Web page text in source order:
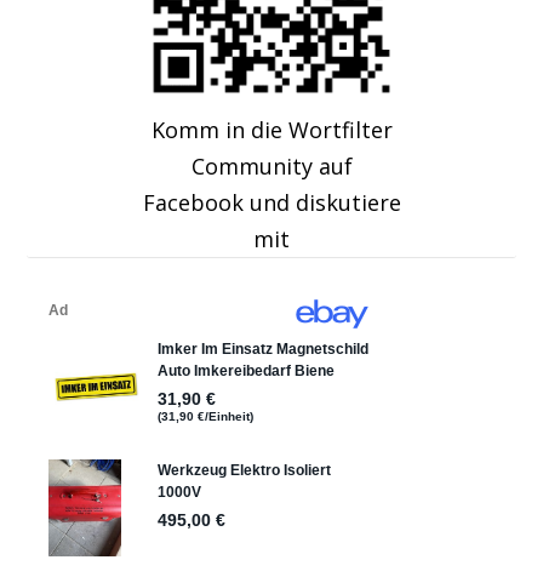
Komm in die Wortfilter
Community auf
Facebook und diskutiere
mit